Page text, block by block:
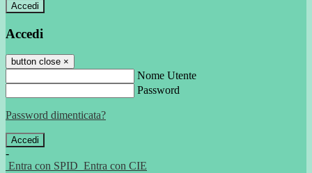
Accedi
Accedi
button close ×
Nome Utente
Password
Password dimenticata?
-
Entra con SPID Entra con CIE